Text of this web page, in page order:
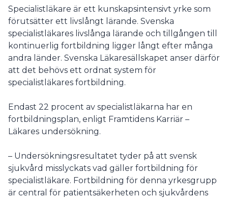
Specialistläkare är ett kunskapsintensivt yrke som
förutsätter ett livslångt lärande. Svenska
specialistläkares livslånga lärande och tillgången till
kontinuerlig fortbildning ligger långt efter många
andra länder. Svenska Läkaresällskapet anser därför
att det behövs ett ordnat system för
specialistläkares fortbildning.
Endast 22 procent av specialistläkarna har en
fortbildningsplan, enligt Framtidens Karriär –
Läkares undersökning.
– Undersökningsresultatet tyder på att svensk
sjukvård misslyckats vad gäller fortbildning för
specialistläkare. Fortbildning för denna yrkesgrupp
är central för patientsäkerheten och sjukvårdens